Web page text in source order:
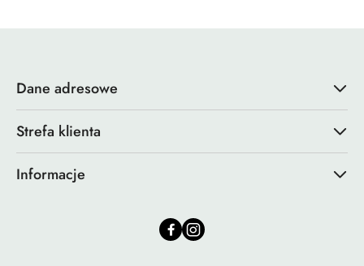
Dane adresowe
Strefa klienta
Informacje